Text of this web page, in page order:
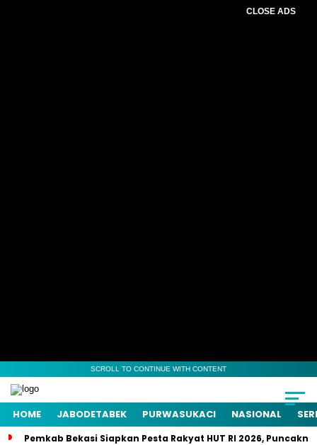
CLOSE ADS
SCROLL TO CONTINUE WITH CONTENT
HOME JABODETABEK PURWASUKACI NASIONAL
Pemkab Bekasi Siapkan Pesta Rakyat HUT RI 2026,